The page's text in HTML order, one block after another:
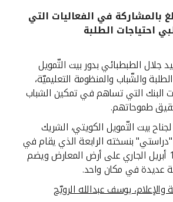
الصرف الآلي
بالمشاركة في الفعاليات التي
احتياجات الطلبة
جلال الطبطبائي بدور بيت التّمويل
والشّباب والمنظومة التعليميّة،
البنك التي تساهم في تمكين الشباب
طموحاتهم.
بيت التّمويل الكويتي، الشريك
بنسخته الرابعة الذي يقام في
الفترة من 7 وحتى 10 أبريل الجاري على أرض المعارض ويضم
عديدة في مكان واحد.
يوسف عبدالله الرويّح